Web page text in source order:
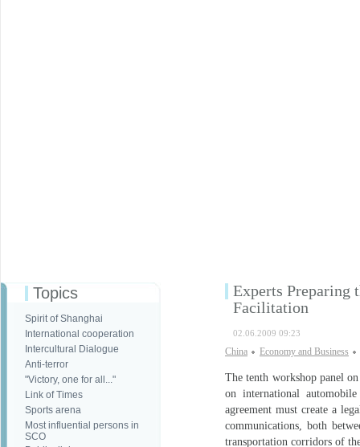
Topics
Spirit of Shanghai
International cooperation
Intercultural Dialogue
Anti-terror
"Victory, one for all..."
Link of Times
Sports arena
Most influential persons in
SCO
Experts Preparing
Facilitation
02.06.2009 09:23
China Economy and Business
The tenth workshop panel
on international
agreement must create a
communications, both
transportation corridors of